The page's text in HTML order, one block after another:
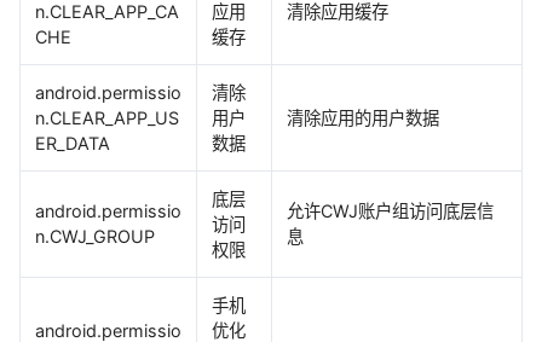
n.CLEAR_APP_CA
CHE
应用
缓存
清除应用缓存
android.permissio
n.CLEAR_APP_US
ER_DATA
清除
用户
数据
清除应用的用户数据
android.permissio
n.CWJ_GROUP
底层
访问
权限
允许CWJ账户组访问底层信
息
android.permissio
手机
优化